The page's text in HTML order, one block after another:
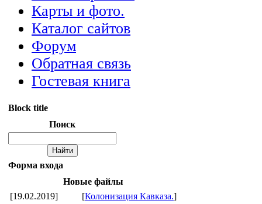
Карты и фото.
Каталог сайтов
Форум
Обратная связь
Гостевая книга
Block title
Поиск
Форма входа
Новые файлы
[19.02.2019]
[Колонизация Кавказа.]